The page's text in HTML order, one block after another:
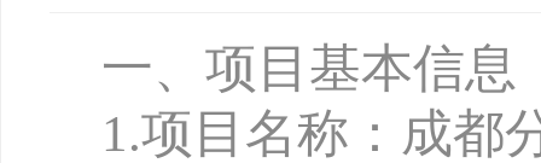
一、项目基本信息
1.项目名称：成都